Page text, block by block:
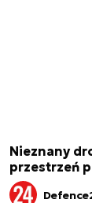
Nieznany
przestrzeń